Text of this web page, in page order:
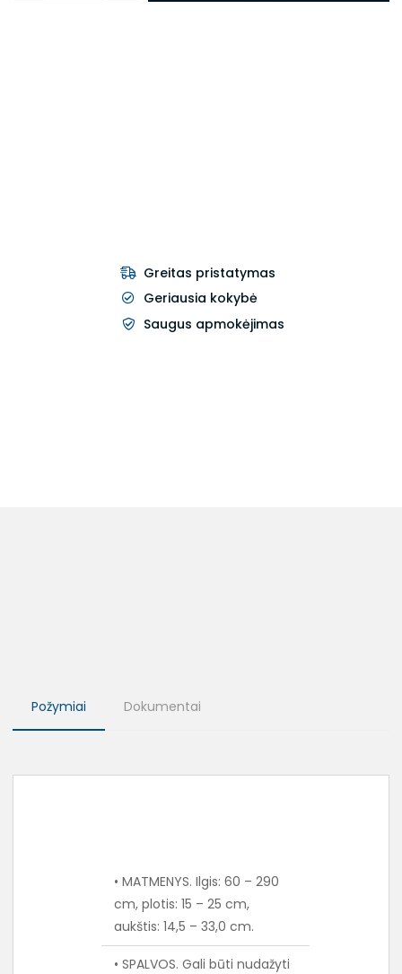
Greitas pristatymas
Geriausia kokybė
Saugus apmokėjimas
Požymiai Dokumentai
• MATMENYS. Ilgis: 60 – 290
cm, plotis: 15 – 25 cm,
aukštis: 14,5 – 33,0 cm.
• SPALVOS. Gali būti nudažyti